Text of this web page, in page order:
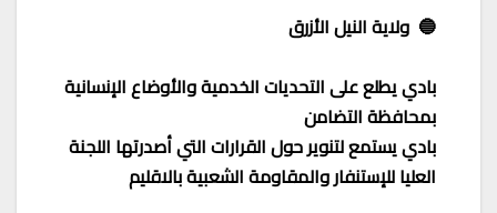
🔵 ولاية النيل الأزرق
بادي يطلع على التحديات الخدمية والأوضاع الإنسانية
بمحافظة التضامن
بادي يستمع لتنوير حول القرارات التي أصدرتها اللجنة
العليا للإستنفار والمقاومة الشعبية بالاقليم